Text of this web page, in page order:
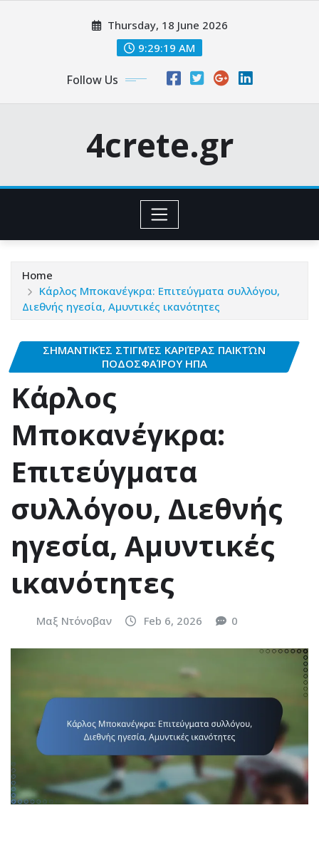
Thursday, 18 June 2026
9:29:20 AM
Follow Us
4crete.gr
Home
Κάρλος Μποκανέγκρα: Επιτεύγματα συλλόγου,
Διεθνής ηγεσία, Αμυντικές ικανότητες
ΣΗΜΑΝΤΙΚΈΣ ΣΤΙΓΜΈΣ ΚΑΡΙΈΡΑΣ ΠΑΙΚΤΏΝ
ΠΟΔΟΣΦΑΊΡΟΥ ΗΠΑ
Κάρλος
Μποκανέγκρα:
Επιτεύγματα
συλλόγου, Διεθνής
ηγεσία, Αμυντικές
ικανότητες
Μαξ Ντόνοβαν Feb 6, 2026 0